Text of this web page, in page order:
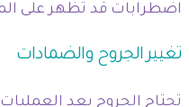
اضطرابات قد تظهر على
تغيير الجروح والضمادات
تحتاج الجروح بعد العمليات